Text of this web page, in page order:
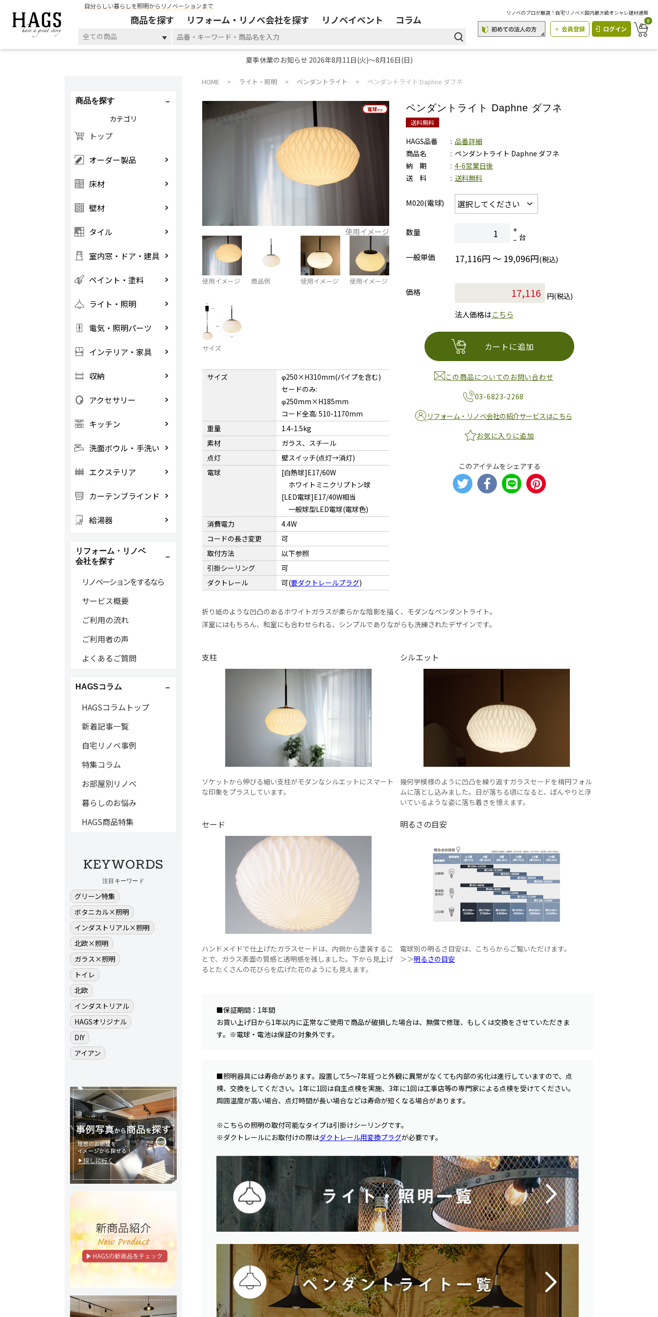
自分らしい暮らしを照明からリノベーションまで
商品を探す リフォーム・リノベ会社を探す リノベイベント コラム
全ての商品
リノベのプロが厳選！自宅リノベ×国内最大級オシャレ建材通販
会員登録 ログイン
0
夏季休業のお知らせ 2026年8月11日(火)～8月16日(日)
HOME ライト・照明 ペンダントライト ペンダントライト Daphne ダフネ
電球付き
電球付き
使用イメージ
使用イメージ 商品例 使用イメージ 使用イメージ
サイズ
サイズ
φ250×H310mm(パイプを含む)
セードのみ:
φ250mm×H185mm
コード全高: 510-1170mm
重量
1.4-1.5kg
素材
ガラス、スチール
点灯
壁スイッチ(点灯→消灯)
電球
[白熱球]E17/60W
ホワイトミニクリプトン球
[LED電球]E17/40W相当
一般球型LED電球(電球色)
消費電力
4.4W
コードの長さ変更
可
取付方法
以下参照
引掛シーリング
可
ダクトレール
可(要ダクトレールプラグ)
ペンダントライト Daphne ダフネ
送料無料
HAGS品番
品番詳細
商品名
ペンダントライト Daphne ダフネ
納 期
4-6営業日後
送 料
送料無料
M020(電球)
数量
台
一般単価
17,116円 ～ 19,096円(税込)
価格
円(税込)
法人価格はこちら
カートに追加
この商品についてのお問い合わせ
03-6823-2268
リフォーム・リノベ会社の紹介サービスはこちら
お気に入りに追加
このアイテムをシェアする
折り紙のような凹凸のあるホワイトガラスが柔らかな陰影を描く、モダンなペンダントライト。
洋室にはもちろん、和室にも合わせられる、シンプルでありながらも洗練されたデザインです。
支柱
ソケットから伸びる細い支柱がモダンなシルエットにスマート
な印象をプラスしています。
シルエット
幾何学模様のように凹凸を繰り返すガラスセードを楕円フォル
ムに落とし込みました。日が落ちる頃になると、ぼんやりと浮
いているような姿に落ち着きを憶えます。
セード
ハンドメイドで仕上げたガラスセードは、内側から塗装するこ
とで、ガラス表面の質感と透明感を残しました。下から見上げ
るとたくさんの花びらを広げた花のようにも見えます。
明るさの目安
電球別の明るさ目安は、こちらからご覧いただけます。
＞＞明るさの目安
■保証期間：1年間
お買い上げ日から1年以内に正常なご使用で商品が破損した場合は、無償で修理、もしくは交換をさせていただきま
す。※電球・電池は保証の対象外です。
■照明器具には寿命があります。設置して5〜7年経つと外観に異常がなくても内部の劣化は進行していますので、点
検、交換をしてください。1年に1回は自主点検を実施、3年に1回は工事店等の専門家による点検を受けてください。
周囲温度が高い場合、点灯時間が長い場合などは寿命が短くなる場合があります。
※こちらの照明の取付可能なタイプは引掛けシーリングです。
※ダクトレールにお取付けの際はダクトレール用変換プラグが必要です。
商品を探す
カテゴリ
トップ
オーダー製品
床材
壁材
タイル
室内窓・ドア・建具
ペイント・塗料
ライト・照明
電気・照明パーツ
インテリア・家具
収納
アクセサリー
キッチン
洗面ボウル・手洗い
エクステリア
カーテンブラインド
給湯器
リフォーム・リノベ
会社を探す
リノベーションをするなら
サービス概要
ご利用の流れ
ご利用者の声
よくあるご質問
HAGSコラム
HAGSコラムトップ
新着記事一覧
自宅リノベ事例
特集コラム
お部屋別リノベ
暮らしのお悩み
HAGS商品特集
KEYWORDS
注目キーワード
グリーン特集
ボタニカル×照明
インダストリアル×照明
北欧×照明
ガラス×照明
トイレ
北欧
インダストリアル
HAGSオリジナル
DIY
アイアン